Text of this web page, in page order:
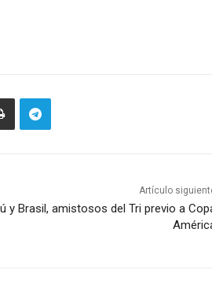
Artículo
y Brasil, amistosos del Tri previo a